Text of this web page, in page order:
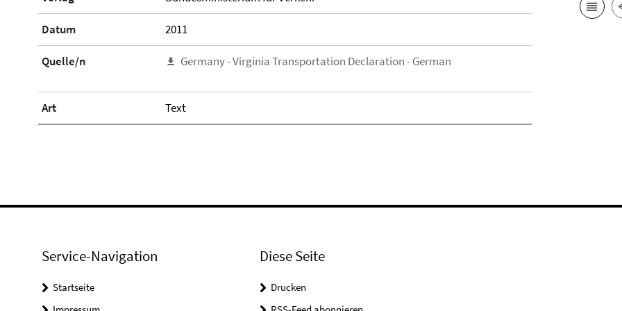
Datum 2011
Quelle/n Germany - Virginia Transportation Declaration - German
Art Text
Service-Navigation
Startseite
Diese Seite
Drucken